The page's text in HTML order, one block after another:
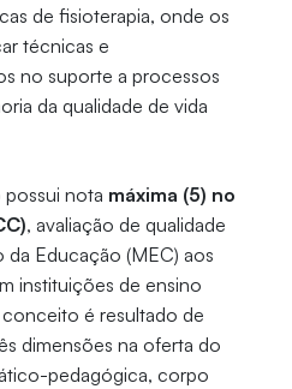
de fisioterapia, onde os
técnicas e
no suporte a processos
da qualidade de vida
possui nota máxima (5) no
, avaliação de qualidade
da Educação (MEC) aos
instituições de ensino
é resultado de
dimensões na oferta do
pedagógica, corpo